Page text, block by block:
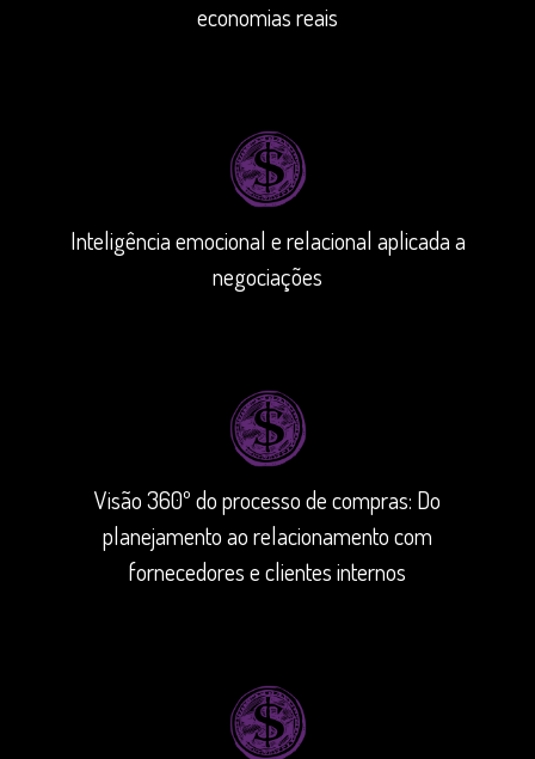
economias reais
Inteligência emocional e relacional aplicada a
negociações
Visão 360º do processo de compras: Do
planejamento ao relacionamento com
fornecedores e clientes internos